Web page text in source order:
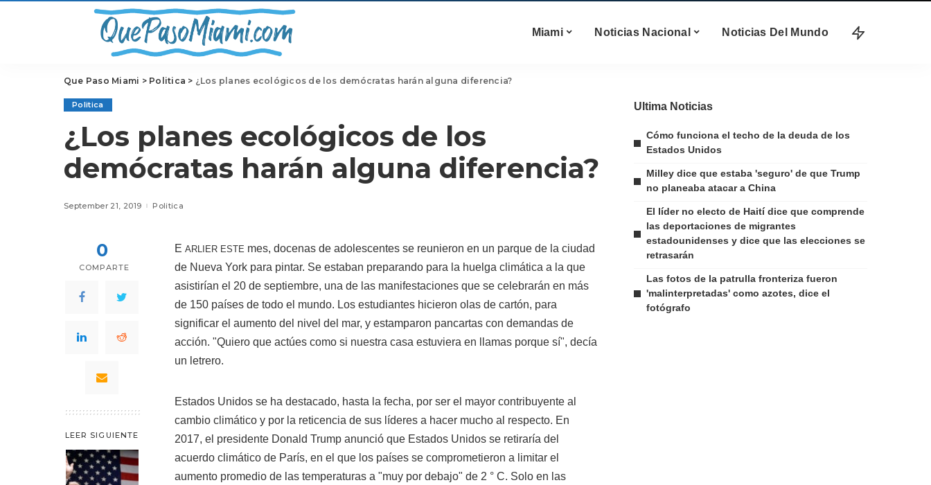
Miami Noticias Nacional Noticias Del Mundo
Que Paso Miami > Politica > ¿Los planes ecológicos de los demócratas harán alguna diferencia?
Politica
¿Los planes ecológicos de los
demócratas harán alguna diferencia?
September 21, 2019 Politica
0
COMPARTE
LEER SIGUIENTE
E ARLIER ESTE mes, docenas de adolescentes se reunieron en un parque de la ciudad
de Nueva York para pintar. Se estaban preparando para la huelga climática a la que
asistirían el 20 de septiembre, una de las manifestaciones que se celebrarán en más
de 150 países de todo el mundo. Los estudiantes hicieron olas de cartón, para
significar el aumento del nivel del mar, y estamparon pancartas con demandas de
acción. "Quiero que actúes como si nuestra casa estuviera en llamas porque sí", decía
un letrero.
Estados Unidos se ha destacado, hasta la fecha, por ser el mayor contribuyente al
cambio climático y por la reticencia de sus líderes a hacer mucho al respecto. En
2017, el presidente Donald Trump anunció que Estados Unidos se retiraría del
acuerdo climático de París, en el que los países se comprometieron a limitar el
aumento promedio de las temperaturas a "muy por debajo" de 2 ° C. Solo en las
Ultima Noticias
Cómo funciona el techo de la deuda de los
Estados Unidos
Milley dice que estaba 'seguro' de que Trump
no planeaba atacar a China
El líder no electo de Haití dice que comprende
las deportaciones de migrantes
estadounidenses y dice que las elecciones se
retrasarán
Las fotos de la patrulla fronteriza fueron
'malinterpretadas' como azotes, dice el
fotógrafo